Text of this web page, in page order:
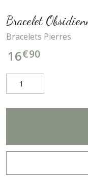
Bracelet
Bracelets Pierres
16€90